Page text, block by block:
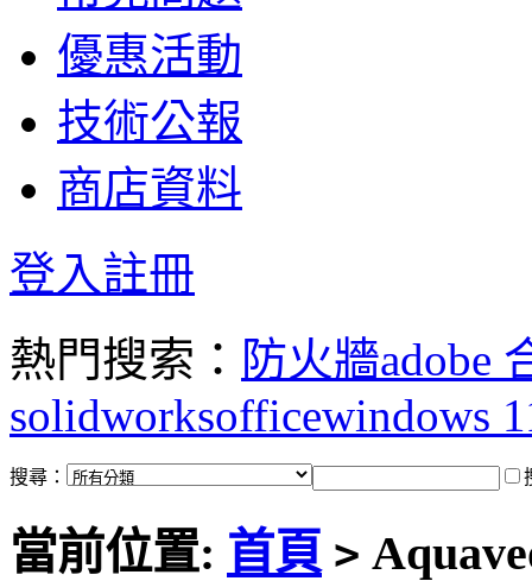
優惠活動
技術公報
商店資料
登入註冊
熱門搜索： 防火牆adobe
solidworksofficewindows
搜尋：
當前位置: 首頁 >